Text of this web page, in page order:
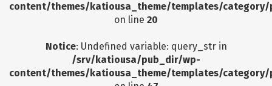
content/themes/katiousa_theme/templates/
on line 20
Notice: Undefined variable: query_str in
/srv/katiousa/pub_dir/wp-
content/themes/katiousa_theme/templates/